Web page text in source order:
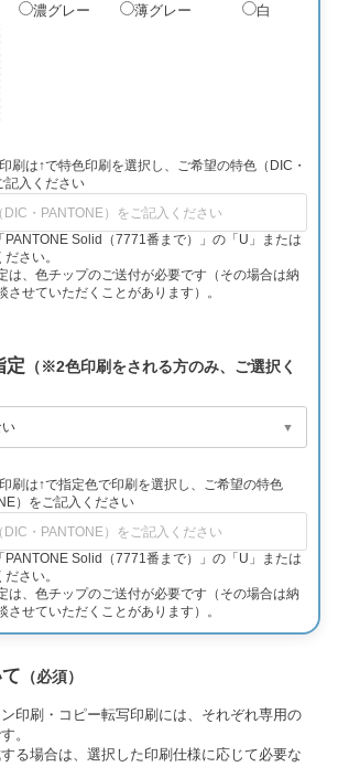
濃グレー 薄グレー 白
刷は↑で特色印刷を選択し、ご希望の特色（DIC・
記入ください
Solid（7771番まで）」の「U」または
さい。
は、色チップのご送付が必要です（その場合は納
させていただくことがあります）。
定 （※2色印刷をされる方のみ、ご選択く
刷は↑で指定色で印刷を選択し、ご希望の特色
）をご記入ください
Solid（7771番まで）」の「U」または
さい。
は、色チップのご送付が必要です（その場合は納
させていただくことがあります）。
（必須）
印刷・コピー転写印刷には、それぞれ専用の
。
る場合は、選択した印刷仕様に応じて必要な